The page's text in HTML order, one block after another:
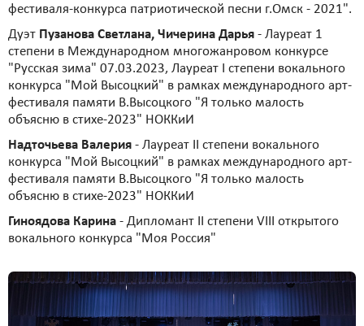
фестиваля-конкурса патриотической песни г.Омск - 2021".
Дуэт Пузанова Светлана, Чичерина Дарья - Лауреат 1
степени в Международном многожанровом конкурсе
"Русская зима" 07.03.2023, Лауреат I степени вокального
конкурса "Мой Высоцкий" в рамках международного арт-
фестиваля памяти В.Высоцкого "Я только малость
объясню в стихе-2023" НОККиИ
Надточьева Валерия - Лауреат II степени вокального
конкурса "Мой Высоцкий" в рамках международного арт-
фестиваля памяти В.Высоцкого "Я только малость
объясню в стихе-2023" НОККиИ
Гиноядова Карина - Дипломант II степени VIII открытого
вокального конкурса "Моя Россия"